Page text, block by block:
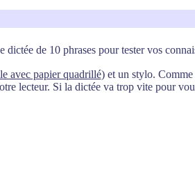
de 10 phrases pour tester vos
avec papier quadrillé) et un stylo. Comme
lecteur. Si la dictée va trop vite pour